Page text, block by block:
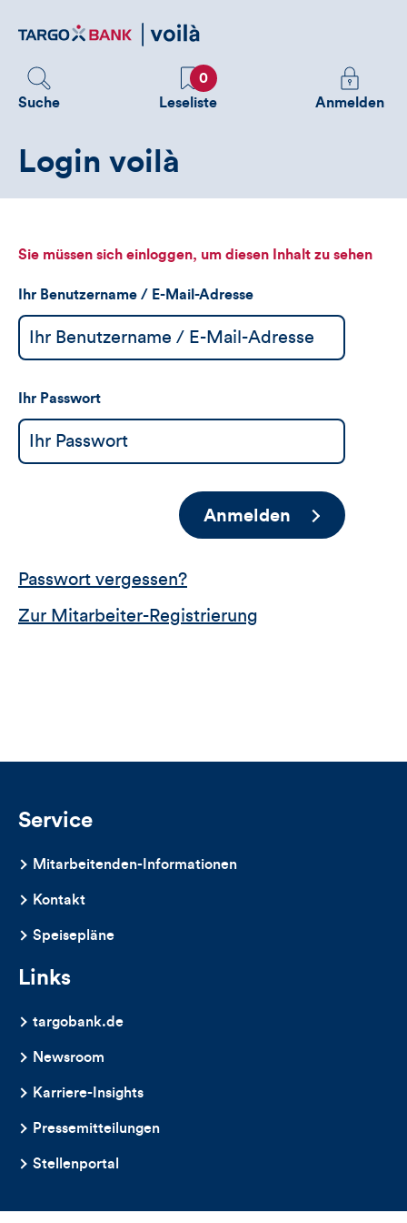
zum
Suche
Favoriten
0
Leseliste
Melden
Sie
sehen
Anmelden
Login voilà
Sie müssen sich einloggen, um diesen Inhalt zu sehen
Ihr Benutzername / E-Mail-Adresse
Ihr Passwort
Anmelden
Passwort vergessen?
Zur Mitarbeiter-Registrierung
Service
Mitarbeitenden-Informationen
Kontakt
Speisepläne
Links
targobank.de
Newsroom
Karriere-Insights
Pressemitteilungen
Stellenportal